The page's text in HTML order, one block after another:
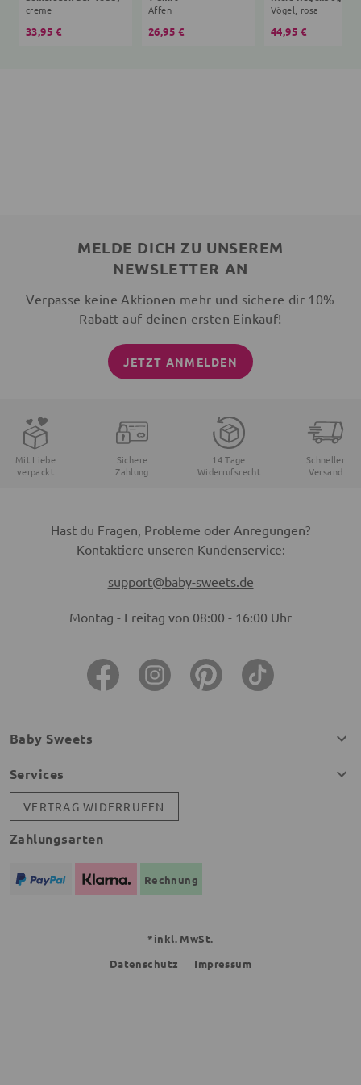
creme
33,95 €
Affen
26,95 €
Vögel, rosa
44,95 €
MELDE DICH ZU UNSEREM
NEWSLETTER AN
Verpasse keine Aktionen mehr und sichere dir 10%
Rabatt auf deinen ersten Einkauf!
JETZT ANMELDEN
Mit Liebe
verpackt
Sichere
Zahlung
14 Tage
Widerrufsrecht
Schneller
Versand
Hast du Fragen, Probleme oder Anregungen?
Kontaktiere unseren Kundenservice:
support@baby-sweets.de
Montag - Freitag von 08:00 - 16:00 Uhr
Baby Sweets
Services
VERTRAG WIDERRUFEN
Zahlungsarten
Rechnung
*inkl. MwSt.
Datenschutz
Impressum